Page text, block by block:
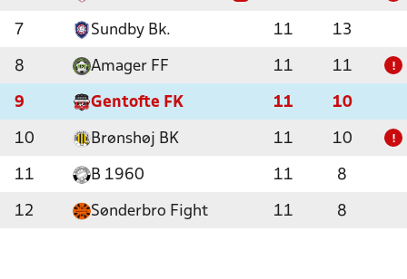
7 Sundby Bk. 11 13
8 Amager FF 11 11 !
9 Gentofte FK 11 10
10 Brønshøj BK 11 10 !
11 B 1960 11 8
12 Sønderbro Fight 11 8